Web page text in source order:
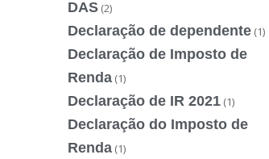
DAS (2)
Declaração de dependente (1)
Declaração de Imposto de
Renda (1)
Declaração de IR 2021 (1)
Declaração do Imposto de
Renda (1)